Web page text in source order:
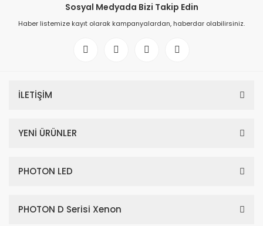
Sosyal Medyada Bizi Takip Edin
Haber listemize kayıt olarak kampanyalardan, haberdar olabilirsiniz.
İLETİŞİM
YENİ ÜRÜNLER
PHOTON LED
PHOTON D Serisi Xenon